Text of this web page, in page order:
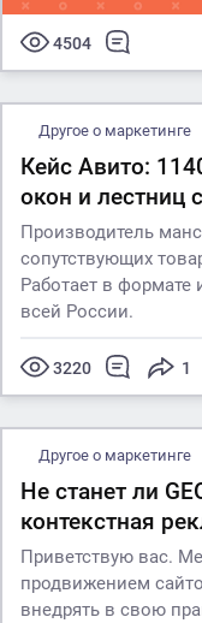
4504
Другое о маркетинге
Кейс Авито:
окон и лестниц
Производитель
сопутствующих
Работает в формате
всей России.
3220 1
Другое о маркетинге
Не станет ли
контекстная
Приветствую вас.
продвижением
внедрять в свою